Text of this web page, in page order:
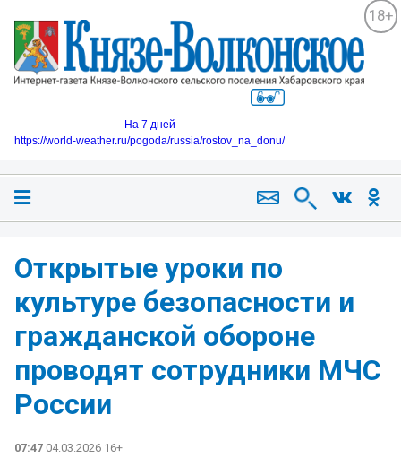
18+
На 7 дней
https://world-weather.ru/pogoda/russia/rostov_na_donu/
Открытые уроки по
культуре безопасности и
гражданской обороне
проводят сотрудники МЧС
России
07:47 04.03.2026 16+